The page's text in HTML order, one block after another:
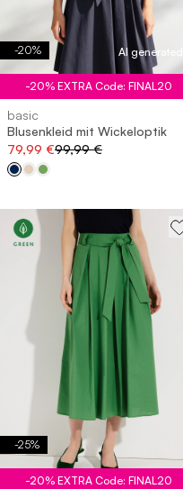
-20% AI generated
-20% EXTRA Code: FINAL20
basic
Blusenkleid mit Wickeloptik
79,99 €99,99 €
-25%
-20% EXTRA Code: FINAL20